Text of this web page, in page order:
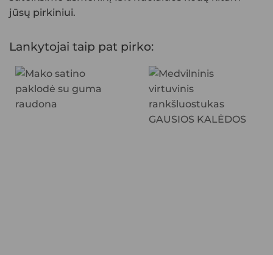
jūsų pirkiniui.
Lankytojai taip pat pirko: